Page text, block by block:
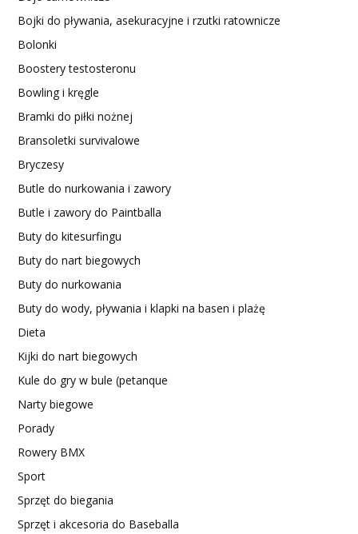
Bojki do pływania, asekuracyjne i rzutki ratownicze
Bolonki
Boostery testosteronu
Bowling i kręgle
Bramki do piłki nożnej
Bransoletki survivalowe
Bryczesy
Butle do nurkowania i zawory
Butle i zawory do Paintballa
Buty do kitesurfingu
Buty do nart biegowych
Buty do nurkowania
Buty do wody, pływania i klapki na basen i plażę
Dieta
Kijki do nart biegowych
Kule do gry w bule (petanque
Narty biegowe
Porady
Rowery BMX
Sport
Sprzęt do biegania
Sprzęt i akcesoria do Baseballa